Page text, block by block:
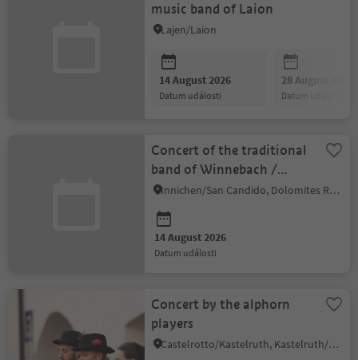
music band of Laion
Lajen/Laion
14 August 2026
datum události
28 August 2026
datum události
Concert of the traditional
band of Winnebach /
Prato Drava
Innichen/San Candido, Dolomites Region 3 Zinnen
14 August 2026
datum události
Concert by the alphorn
players
Castelrotto/Kastelruth, Kastelruth/Castelrotto, Dolomites Region Seiser Alm